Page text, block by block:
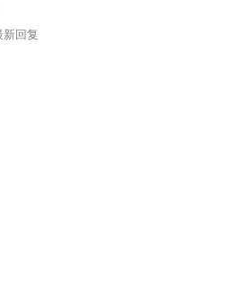
新回复